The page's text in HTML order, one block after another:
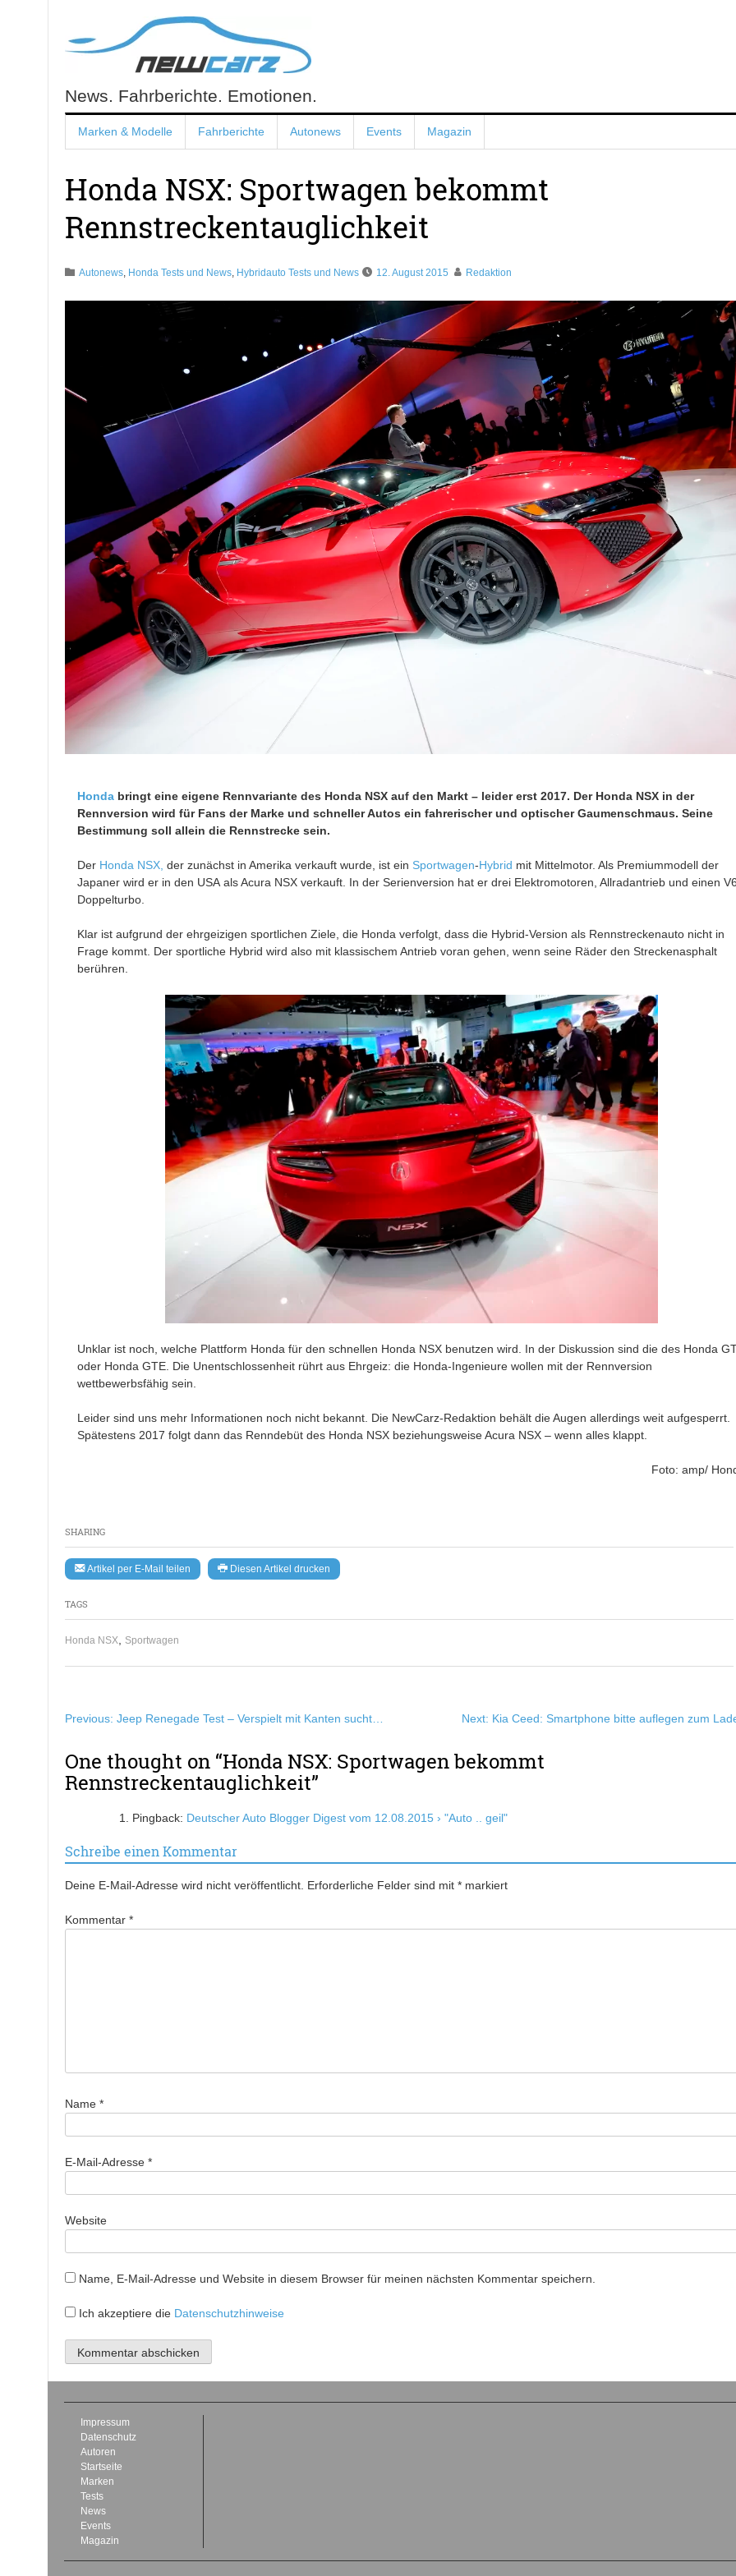
content
NewCarz.de
News. Fahrberichte. Emotionen.
Marken & Modelle Fahrberichte Autonews Events Magazin
Honda NSX: Sportwagen bekommt
Rennstreckentauglichkeit
Autonews, Honda Tests und News, Hybridauto Tests und News 12. August 2015 Redaktion
SHARING
Artikel per E-Mail teilen Diesen Artikel drucken
TAGS
Honda NSX Sportwagen
Hondabringt eine eigene Rennvariante des Honda NSX auf den Markt – leider erst 2017. Der Honda NSX in der
Rennversion wird für Fans der Marke und schneller Autos ein fahrerischer und optischer Gaumenschmaus. Seine
Bestimmung soll allein die Rennstrecke sein.
Der Honda NSX, der zunächst in Amerika verkauft wurde, ist ein Sportwagen-Hybrid mit Mittelmotor. Als Premiummodell der
Japaner wird er in den USA als Acura NSX verkauft. In der Serienversion hat er drei Elektromotoren, Allradantrieb und einen
Doppelturbo.
Klar ist aufgrund der ehrgeizigen sportlichen Ziele, die Honda verfolgt, dass die Hybrid-Version als Rennstreckenauto nicht in
Frage kommt. Der sportliche Hybrid wird also mit klassischem Antrieb voran gehen, wenn seine Räder den Streckenasphalt
berühren.
Unklar ist noch, welche Plattform Honda für den schnellen Honda NSX benutzen wird. In der Diskussion sind die des Honda
oder Honda GTE. Die Unentschlossenheit rührt aus Ehrgeiz: die Honda-Ingenieure wollen mit der Rennversion
wettbewerbsfähig sein.
Leider sind uns mehr Informationen noch nicht bekannt. Die NewCarz-Redaktion behält die Augen allerdings weit aufgesperrt.
Spätestens 2017 folgt dann das Renndebüt des Honda NSX beziehungsweise Acura NSX – wenn alles klappt.
Foto: amp/
Beitragsnavigation
Previous: Jeep Renegade Test – Verspielt mit Kanten sucht… Next: Kia Ceed: Smartphone bitte auflegen zum
One thought on “Honda NSX: Sportwagen bekommt
Rennstreckentauglichkeit”
Pingback: Deutscher Auto Blogger Digest vom 12.08.2015 › "Auto .. geil"
Schreibe einen Kommentar
Deine E-Mail-Adresse wird nicht veröffentlicht. Erforderliche Felder sind mit *markiert
Kommentar *
Name *
E-Mail-Adresse *
Website
Name, E-Mail-Adresse und Website in diesem Browser für meinen nächsten Kommentar speichern.
Ich akzeptiere die Datenschutzhinweise
Impressum
Datenschutz
Autoren
Startseite
Marken
Tests
News
Events
Magazin